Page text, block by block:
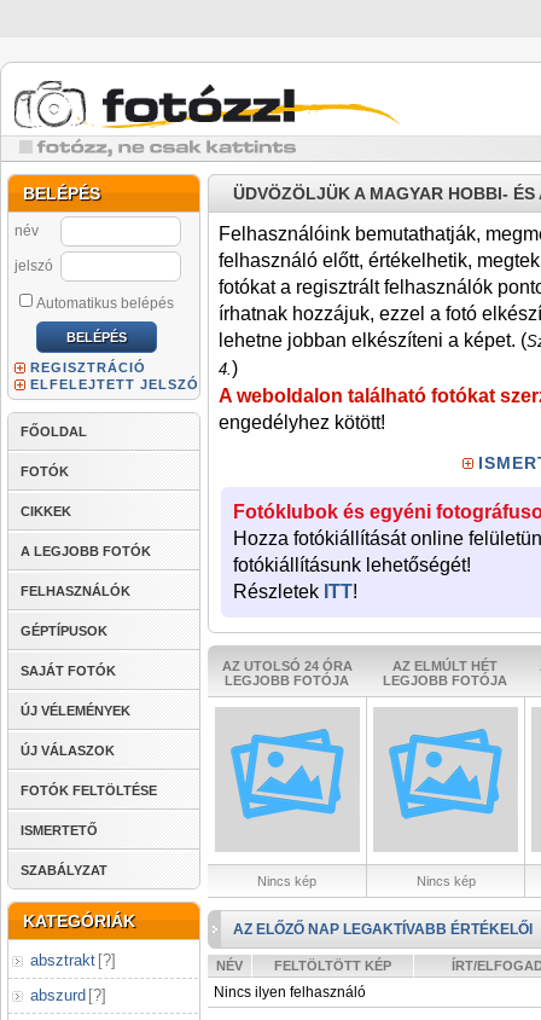
BELÉPÉS
név
jelszó
Automatikus belépés
REGISZTRÁCIÓ
ELFELEJTETT JELSZÓ
FŐOLDAL
FOTÓK
CIKKEK
A LEGJOBB FOTÓK
FELHASZNÁLÓK
GÉPTÍPUSOK
SAJÁT FOTÓK
ÚJ VÉLEMÉNYEK
ÚJ VÁLASZOK
FOTÓK FELTÖLTÉSE
ISMERTETŐ
SZABÁLYZAT
KATEGÓRIÁK
absztrakt [?]
abszurd [?]
ÜDVÖZÖLJÜK A MAGYAR HOBBI-
Felhasználóink bemutathatják,
felhasználó előtt, értékelhetik,
fotókat a regisztrált felhasználók
írhatnak hozzájuk, ezzel a fotó
lehetne jobban elkészíteni a képet. (
4.)
A weboldalon található fotókat
engedélyhez kötött!
Fotóklubok és egyéni
Hozza fotókiállítását online
fotókiállításunk lehetőségét!
Részletek ITT!
AZ UTOLSÓ 24 ÓRA
LEGJOBB FOTÓJA
AZ ELMÚLT HÉT
LEGJOBB FOTÓJA
Nincs kép Nincs kép
AZ ELŐZŐ NAP LEGAKTÍVABB ÉRTÉKELŐI
NÉV FELTÖLTÖTT KÉP ÍRT/
Nincs ilyen felhasználó